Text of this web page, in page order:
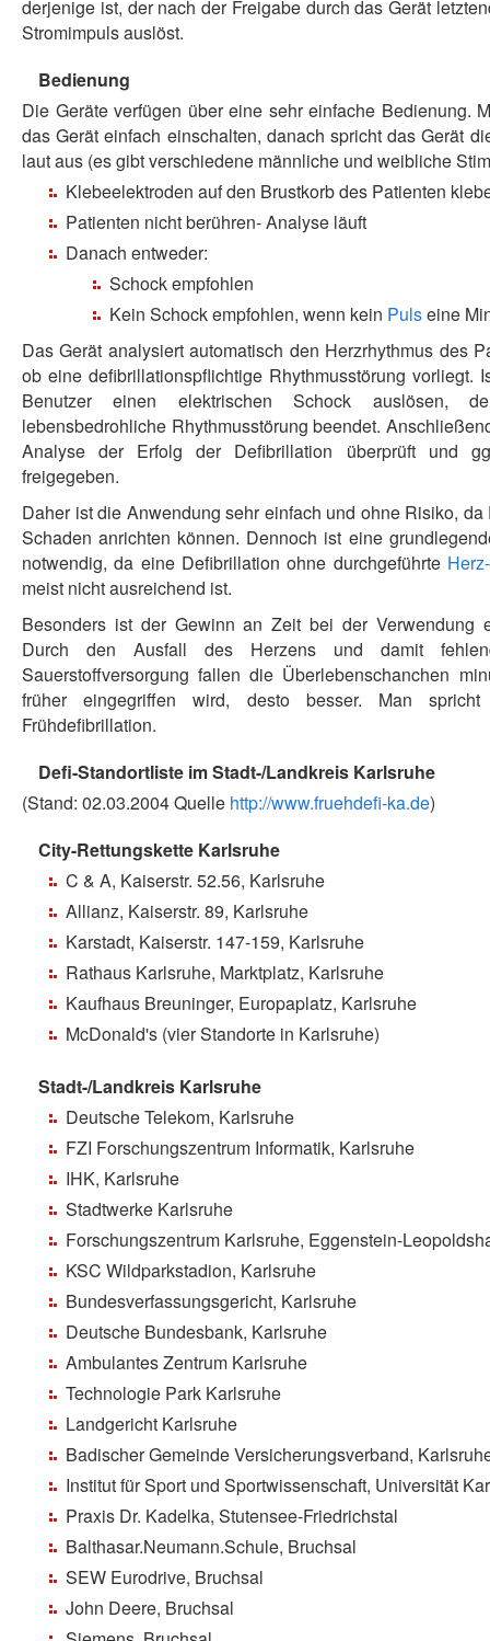
derjenige ist, der nach der Freigabe durch das Gerät
Stromimpuls auslöst.
Bedienung
Die Geräte verfügen über eine sehr einfache Bedienung.
das Gerät einfach einschalten, danach spricht das Gerät
laut aus (es gibt verschiedene männliche und weibliche
Klebeelektroden auf den Brustkorb des Patienten
Patienten nicht berühren- Analyse läuft
Danach entweder:
Schock empfohlen
Kein Schock empfohlen, wenn kein Pulseine
Das Gerät analysiert automatisch den Herzrhythmus des
ob eine defibrillationspflichtige Rhythmusstörung vorliegt.
Benutzer einen elektrischen Schock auslösen,
lebensbedrohliche Rhythmusstörung beendet.
Analyse der Erfolg der Defibrillation überprüft und
freigegeben.
Daher ist die Anwendung sehr einfach und ohne Risiko,
Schaden anrichten können. Dennoch ist eine
notwendig, da eine Defibrillation ohne durchgeführte
meist nicht ausreichend ist.
Besonders ist der Gewinn an Zeit bei der Verwendung
Durch den Ausfall des Herzens und damit
Sauerstoffversorgung fallen die Überlebenschanchen
früher eingegriffen wird, desto besser. Man
Frühdefibrillation.
Defi-Standortliste im Stadt-/Landkreis Karlsruhe
(Stand: 02.03.2004 Quelle http://www.fruehdefi-ka.de)
City-Rettungskette Karlsruhe
C & A, Kaiserstr. 52.56, Karlsruhe
Allianz, Kaiserstr. 89, Karlsruhe
Karstadt, Kaiserstr. 147-159, Karlsruhe
Rathaus Karlsruhe, Marktplatz, Karlsruhe
Kaufhaus Breuninger, Europaplatz, Karlsruhe
McDonald's (vier Standorte in Karlsruhe)
Stadt-/Landkreis Karlsruhe
Deutsche Telekom, Karlsruhe
FZI Forschungszentrum Informatik, Karlsruhe
IHK, Karlsruhe
Stadtwerke Karlsruhe
Forschungszentrum Karlsruhe, Eggenstein-
KSC Wildparkstadion, Karlsruhe
Bundesverfassungsgericht, Karlsruhe
Deutsche Bundesbank, Karlsruhe
Ambulantes Zentrum Karlsruhe
Technologie Park Karlsruhe
Landgericht Karlsruhe
Badischer Gemeinde Versicherungsverband,
Institut für Sport und Sportwissenschaft, Universität
Praxis Dr. Kadelka, Stutensee-Friedrichstal
Balthasar.Neumann.Schule, Bruchsal
SEW Eurodrive, Bruchsal
John Deere, Bruchsal